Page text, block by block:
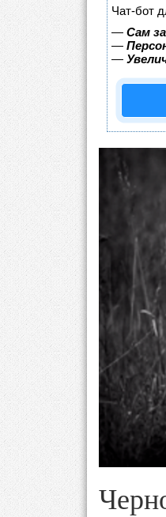
Чат-бот
— Сам
—
—